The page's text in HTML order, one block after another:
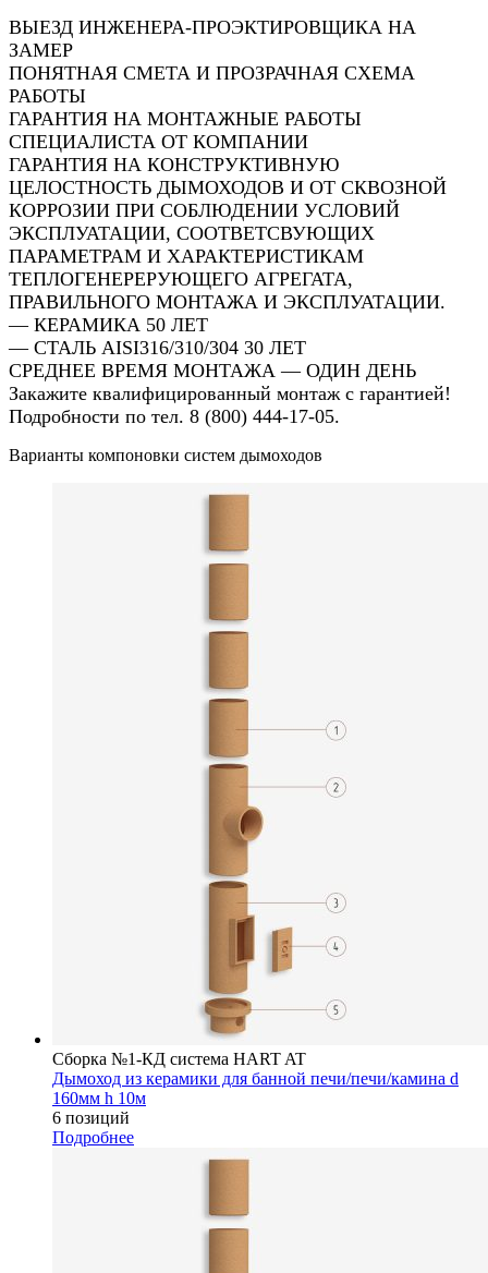
ВЫЕЗД ИНЖЕНЕРА-ПРОЭКТИРОВЩИКА НА
ЗАМЕР
ПОНЯТНАЯ СМЕТА И ПРОЗРАЧНАЯ СХЕМА
РАБОТЫ
ГАРАНТИЯ НА МОНТАЖНЫЕ РАБОТЫ
СПЕЦИАЛИСТА ОТ КОМПАНИИ
ГАРАНТИЯ НА КОНСТРУКТИВНУЮ
ЦЕЛОСТНОСТЬ ДЫМОХОДОВ И ОТ СКВОЗНОЙ
КОРРОЗИИ ПРИ СОБЛЮДЕНИИ УСЛОВИЙ
ЭКСПЛУАТАЦИИ, СООТВЕТСВУЮЩИХ
ПАРАМЕТРАМ И ХАРАКТЕРИСТИКАМ
ТЕПЛОГЕНЕРЕРУЮЩЕГО АГРЕГАТА,
ПРАВИЛЬНОГО МОНТАЖА И ЭКСПЛУАТАЦИИ.
— КЕРАМИКА 50 ЛЕТ
— СТАЛЬ AISI316/310/304 30 ЛЕТ
СРЕДНЕЕ ВРЕМЯ МОНТАЖА — ОДИН ДЕНЬ
Закажите квалифицированный монтаж с гарантией!
Подробности по тел. 8 (800) 444-17-05.
Варианты компоновки систем дымоходов
Сборка №1-КД система HART AT
Дымоход из керамики для банной печи/печи/камина d
160мм h 10м
6 позиций
Подробнее